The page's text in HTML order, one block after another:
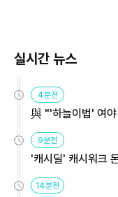
실시간 뉴스
4분전
與 "'하늘이법' 여
9분전
'캐시딜' 캐시워크
14분전